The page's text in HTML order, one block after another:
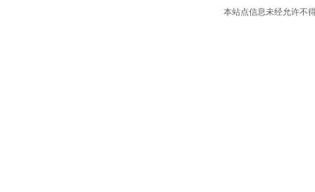
本站点信息未经允许不